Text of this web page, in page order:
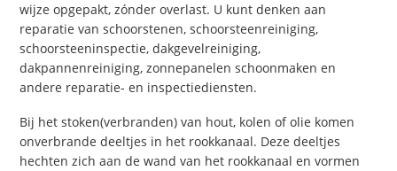
wijze opgepakt, zónder overlast. U kunt denken aan
reparatie van schoorstenen, schoorsteenreiniging,
schoorsteeninspectie, dakgevelreiniging,
dakpannenreiniging, zonnepanelen schoonmaken en
andere reparatie- en inspectiediensten.
Bij het stoken(verbranden) van hout, kolen of olie komen
onverbrande deeltjes in het rookkanaal. Deze deeltjes
hechten zich aan de wand van het rookkanaal en vormen